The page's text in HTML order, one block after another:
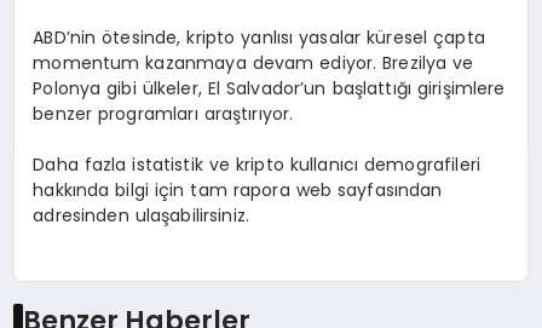
ABD’nin ötesinde, kripto yanlısı yasalar küresel çapta
momentum kazanmaya devam ediyor. Brezilya ve
Polonya gibi ülkeler, El Salvador’un başlattığı girişimlere
benzer programları araştırıyor.
Daha fazla istatistik ve kripto kullanıcı demografileri
hakkında bilgi için tam rapora web sayfasından
adresinden ulaşabilirsiniz.